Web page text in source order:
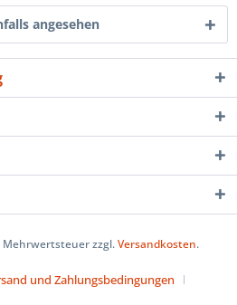
angesehen
Mehrwertsteuer zzgl.Versandkosten.
und Zahlungsbedingungen